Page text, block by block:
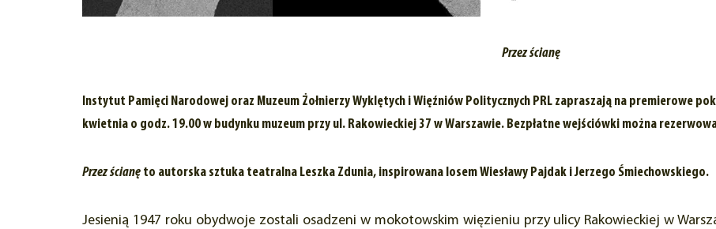
Przez ścianę
Instytut Pamięci Narodowej oraz Muzeum Żołnierzy Wyklętych i Więźniów Politycznych PRL zapraszają na premierowe
kwietnia o godz. 19.00 w budynku muzeum przy ul. Rakowieckiej 37 w Warszawie. Bezpłatne wejściówki można
Przez ścianę to autorska sztuka teatralna Leszka Zdunia, inspirowana losem Wiesławy Pajdak i Jerzego Śmiechowskiego.
Jesienią 1947 roku obydwoje zostali osadzeni w mokotowskim więzieniu przy ulicy Rakowieckiej w